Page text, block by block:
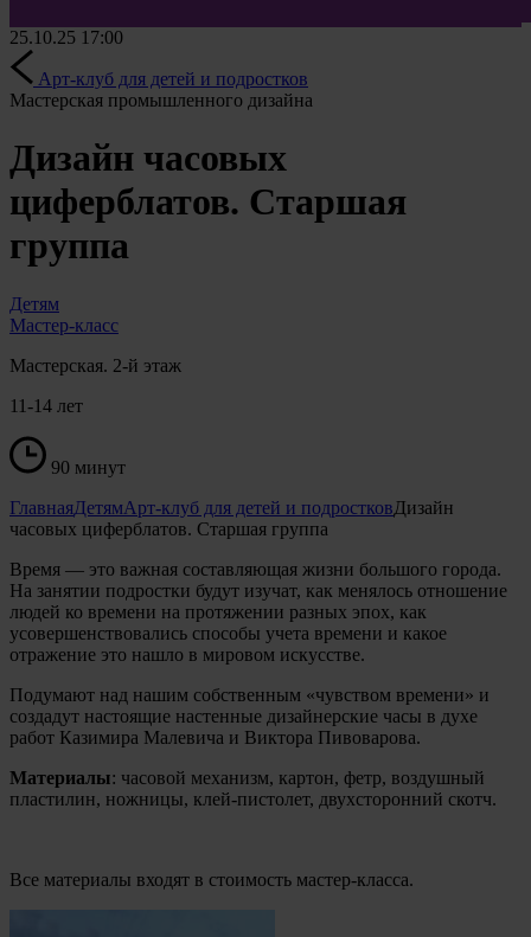
25.10.25 17:00
Арт-клуб для детей и подростков
Мастерская промышленного дизайна
Дизайн часовых
циферблатов. Старшая
группа
Детям
Мастер-класс
Мастерская. 2-й этаж
11-14 лет
90 минут
ГлавнаяДетямАрт-клуб для детей и подростковДизайн
часовых циферблатов. Старшая группа
Время — это важная составляющая жизни большого города.
На занятии подростки будут изучат, как менялось отношение
людей ко времени на протяжении разных эпох, как
усовершенствовались способы учета времени и какое
отражение это нашло в мировом искусстве.
Подумают над нашим собственным «чувством времени» и
создадут настоящие настенные дизайнерские часы в духе
работ Казимира Малевича и Виктора Пивоварова.
Материалы: часовой механизм, картон, фетр, воздушный
пластилин, ножницы, клей-пистолет, двухсторонний скотч.
Все материалы входят в стоимость мастер-класса.